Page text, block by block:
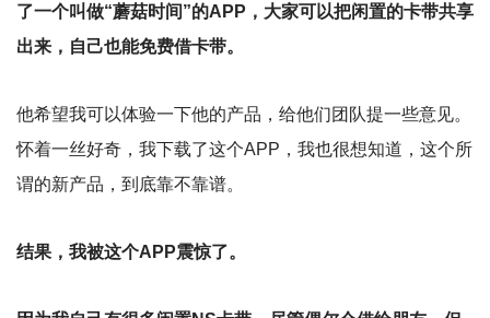
了一个叫做“蘑菇时间”的APP，大家可以把闲置的卡带共享
出来，自己也能免费借卡带。
他希望我可以体验一下他的产品，给他们团队提一些意见。
怀着一丝好奇，我下载了这个APP，我也很想知道，这个所
谓的新产品，到底靠不靠谱。
结果，我被这个APP震惊了。